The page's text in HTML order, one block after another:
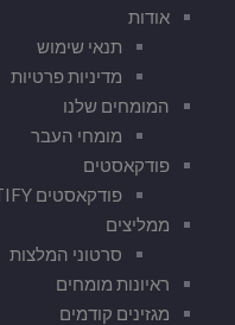
אודות
תנאי שימוש
מדיניות פרטיות
המומחים שלנו
מומחי העבר
פודקאסטים
פודקאסטים SPOTIFY
ממליצים
סרטוני המלצות
ראיונות מומחים
מגזינים קודמים